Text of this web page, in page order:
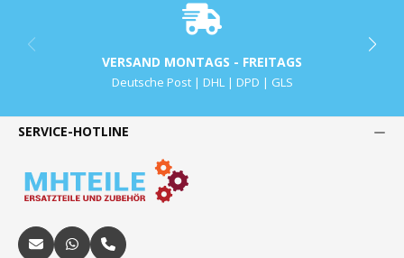
VERSAND MONTAGS - FREITAGS
Deutsche Post | DHL | DPD | GLS
SERVICE-HOTLINE